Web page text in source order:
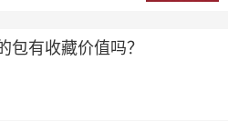
包有收藏价值吗？